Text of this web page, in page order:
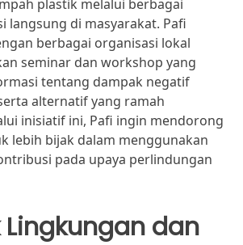
plastik melalui berbagai
langsung di masyarakat. Pafi
berbagai organisasi lokal
seminar dan workshop yang
tentang dampak negatif
alternatif yang ramah
inisiatif ini, Pafi ingin mendorong
lebih bijak dalam menggunakan
pada upaya perlindungan
dan